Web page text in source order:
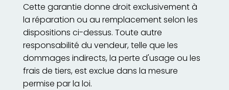
Cette garantie donne droit exclusivement à
la réparation ou au remplacement selon les
dispositions ci-dessus. Toute autre
responsabilité du vendeur, telle que les
dommages indirects, la perte d'usage ou les
frais de tiers, est exclue dans la mesure
permise par la loi.